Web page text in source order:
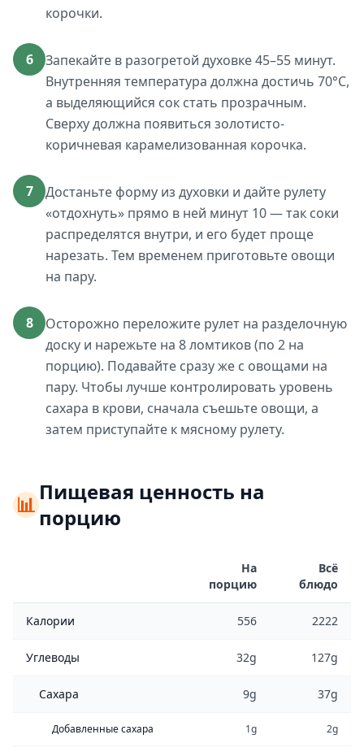
корочки.
6
Запекайте в разогретой духовке 45–55 минут.
Внутренняя температура должна достичь 70°C,
а выделяющийся сок стать прозрачным.
Сверху должна появиться золотисто-
коричневая карамелизованная корочка.
7
Достаньте форму из духовки и дайте рулету
«отдохнуть» прямо в ней минут 10 — так соки
распределятся внутри, и его будет проще
нарезать. Тем временем приготовьте овощи
на пару.
8
Осторожно переложите рулет на разделочную
доску и нарежьте на 8 ломтиков (по 2 на
порцию). Подавайте сразу же с овощами на
пару. Чтобы лучше контролировать уровень
сахара в крови, сначала съешьте овощи, а
затем приступайте к мясному рулету.
📊Пищевая ценность на
порцию
На
порцию
Всё
блюдо
Калории 556 2222
Углеводы 32g 127g
Сахара 9g 37g
Добавленные сахара 1g 2g